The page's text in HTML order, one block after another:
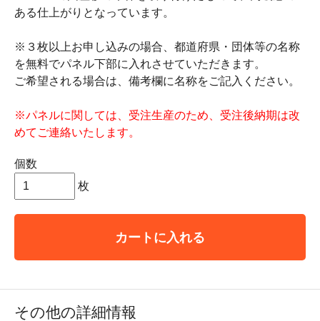
ある仕上がりとなっています。
※３枚以上お申し込みの場合、都道府県・団体等の名称
を無料でパネル下部に入れさせていただきます。
ご希望される場合は、備考欄に名称をご記入ください。
※パネルに関しては、受注生産のため、受注後納期は改
めてご連絡いたします。
個数
枚
カートに入れる
その他の詳細情報